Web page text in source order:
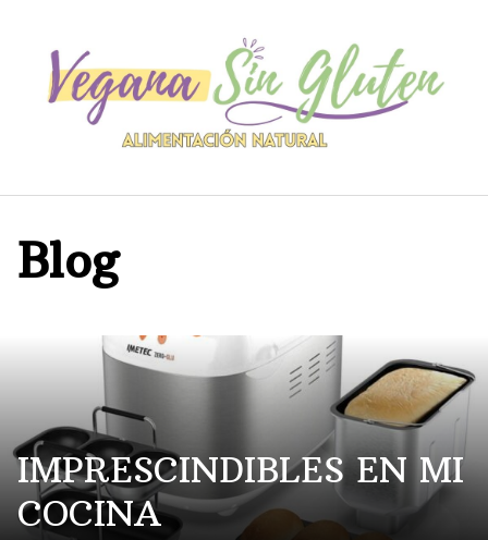
contenido
Blog
IMPRESCINDIBLES EN MI
COCINA